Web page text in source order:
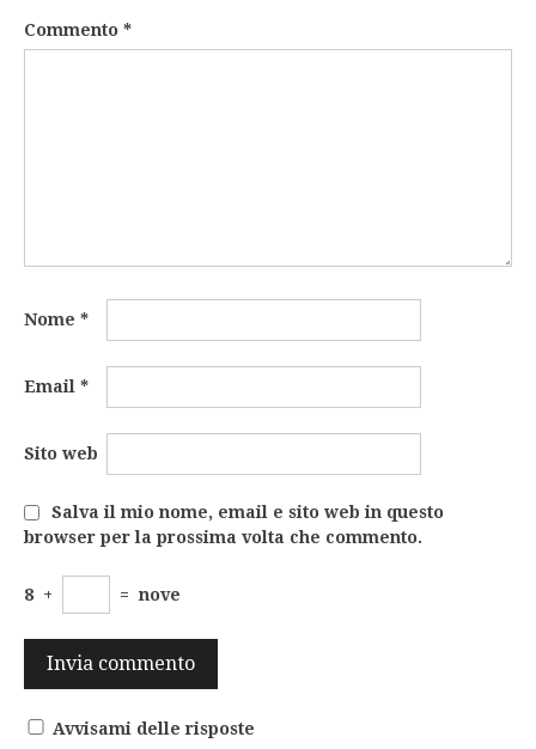
Commento *
Nome *
Email *
Sito web
Salva il mio nome, email e sito web in questo
browser per la prossima volta che commento.
8 + = nove
Avvisami delle risposte